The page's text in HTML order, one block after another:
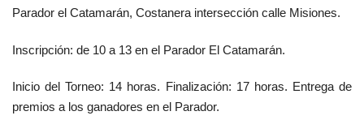
Parador el Catamarán, Costanera intersección calle Misiones.
Inscripción: de 10 a 13 en el Parador El Catamarán.
Inicio del Torneo: 14 horas. Finalización: 17 horas. Entrega de
premios a los ganadores en el Parador.